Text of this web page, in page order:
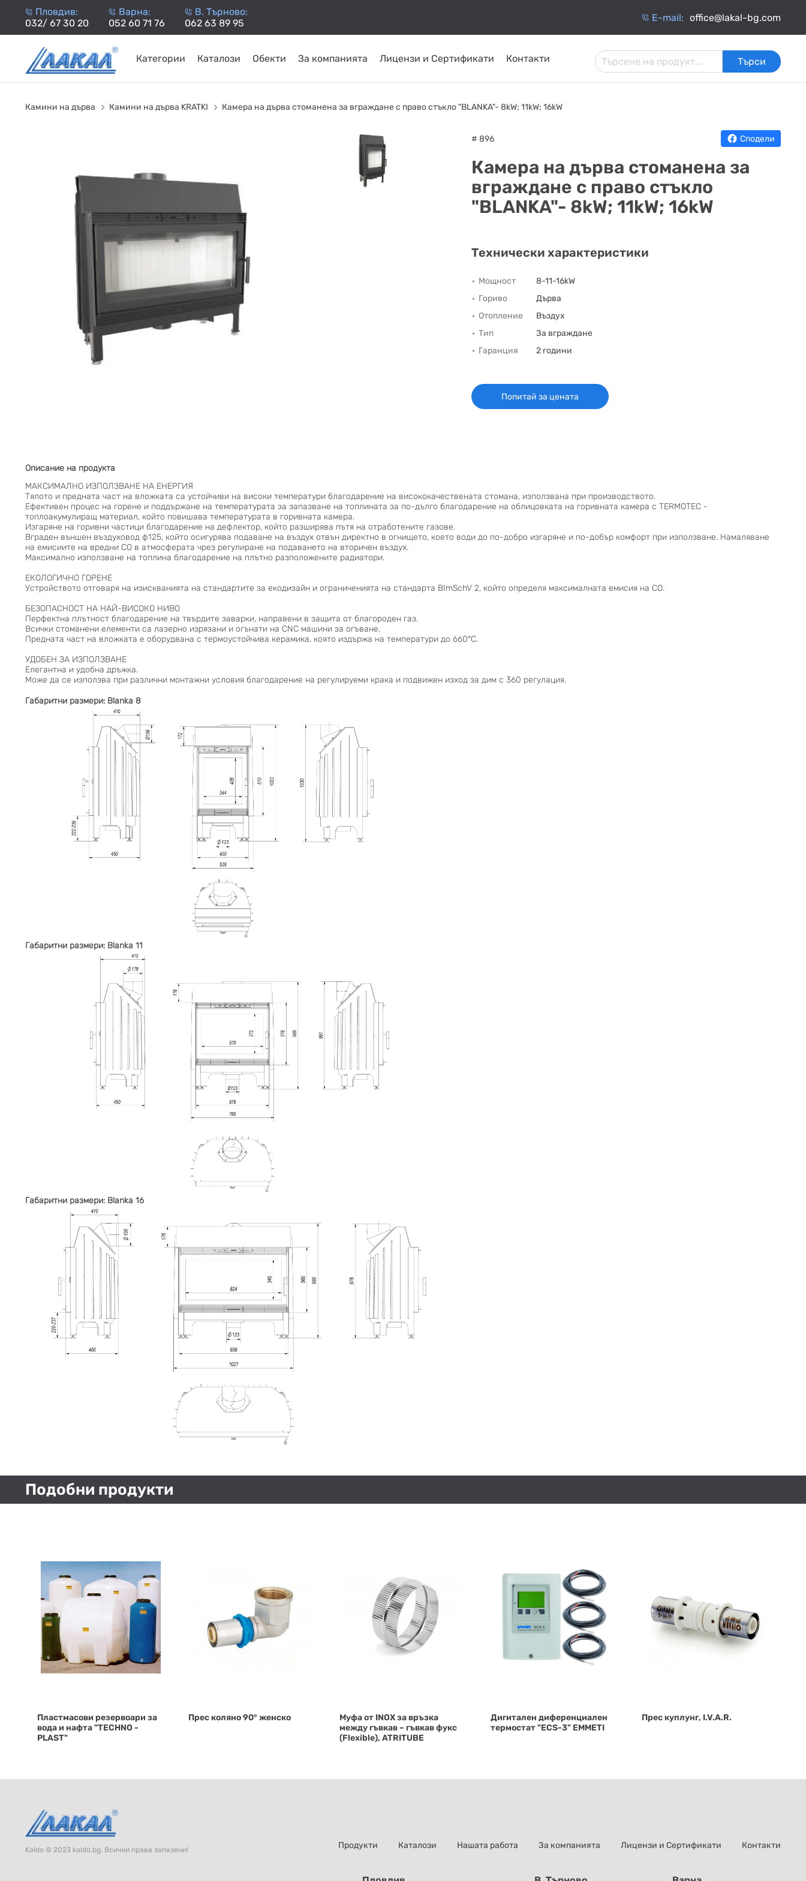
Пловдив:
032/ 67 30 20
Варна:
052 60 71 76
В. Търново:
062 63 89 95
Е-mail: office@lakal-bg.com
Категории
НА
НА
КОТЛИ
НА
ТЕРМОПОМПИ ГОРЕЛКИ
INOX
СЛЪНЧЕВИ
СИСТЕМИ
ПЛАСТИНЧАТИ
Каталози Обекти За компанията Лицензи и Сертификати Контакти Търси
Камини на дърва Камини на дърва KRATKI Камера на дърва стоманена за вграждане с право стъкло "BLANKA"- 8kW; 11kW; 16kW
# 896 Сподели
Камера на дърва стоманена за
вграждане с право стъкло
"BLANKA"- 8kW; 11kW; 16kW
Технически характеристики
Мощност
8-11-16kW
Гориво
Дърва
Отопление
Въздух
Тип
За вграждане
Гаранция
2 години
Попитай за цената
Описание на продукта
МАКСИМАЛНО ИЗПОЛЗВАНЕ НА ЕНЕРГИЯ
Тялото и предната част на вложката са устойчиви на високи температури благодарение на висококачествената стомана, използвана при производството.
Ефективен процес на горене и поддържане на температурата за запазване на топлината за по-дълго благодарение на облицовката на горивната камера с TERMOTEC -
топлоакумулиращ материал, който повишава температурата в горивната камера.
Изгаряне на горивни частици благодарение на дефлектор, който разширява пътя на отработените газове.
Вграден външен въздуховод ф125, който осигурява подаване на въздух отвън директно в огнището, което води до по-добро изгаряне и по-добър комфорт при използване. Намаляване
на емисиите на вредни CO в атмосферата чрез регулиране на подаването на вторичен въздух.
Максимално използване на топлина благодарение на плътно разположените радиатори.
ЕКОЛОГИЧНО ГОРЕНЕ
Устройството отговаря на изискванията на стандартите за екодизайн и ограниченията на стандарта BImSchV 2, който определя максималната емисия на CO.
БЕЗОПАСНОСТ НА НАЙ-ВИСОКО НИВО
Перфектна плътност благодарение на твърдите заварки, направени в защита от благороден газ.
Всички стоманени елементи са лазерно изрязани и огънати на CNC машини за огъване.
Предната част на вложката е оборудвана с термоустойчива керамика, която издържа на температури до 660°C.
УДОБЕН ЗА ИЗПОЛЗВАНЕ
Елегантна и удобна дръжка.
Може да се използва при различни монтажни условия благодарение на регулируеми крака и подвижен изход за дим с 360 регулация.
Габаритни размери: Blanka 8
Габаритни размери: Blanka 11
Габаритни размери: Blanka 16
Подобни продукти
Пластмасови резервоари за
вода и нафта "TECHNO -
PLAST"
Прес коляно 90° женско
Муфа от INOX за връзка
между гъвкав – гъвкав фукс
(Flexible), ATRITUBE
Дигитален диференциалeн
термостат "ECS-3" EMMETI
Прес куплунг, I.V.A.R.
Kaldo © 2023 kaldo.bg. Всички права запазени! Продукти Каталози Нашата работа За компанията Лицензи и Сертификати Контакти